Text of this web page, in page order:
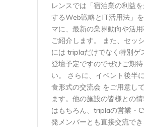
レンスでは「宿泊業の利益
するWeb戦略とIT活用法」
マに、最新の業界動向や活
ご紹介します。 また、セッ
には triplaだけでなく特別ゲ
登壇予定ですのでぜひご期待
い。 さらに、イベント後半
食形式の交流会 をご用意し
ます。他の施設の皆様との
はもちろん、triplaの営業・
発メンバーとも直接交流で